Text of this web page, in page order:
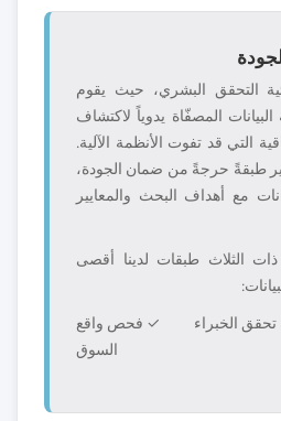
التحقق البشري، حيث يقوم
المصفّاة يدوياً لاكتشاف
التي قد تفوت الأنظمة الآلية.
طبقةً حرجةً من ضمان الجودة،
مع أهداف البحث والمعايير
الثلاث طبقات لدينا أقصى
الخبراء
✓ فحص واقع
السوق